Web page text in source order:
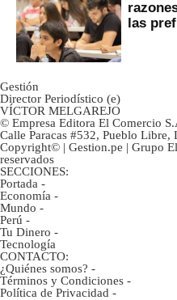
las
Gestión
Director Periodístico (e)
VÍCTOR MELGAREJO
© Empresa Editora El Comercio
Calle Paracas #532, Pueblo Libre,
Copyright© | Gestion.pe | Grupo
reservados
SECCIONES:
Portada -
Economía -
Mundo -
Perú -
Tu Dinero -
Tecnología
CONTACTO:
¿Quiénes somos? -
Términos y Condiciones -
Política de Privacidad -